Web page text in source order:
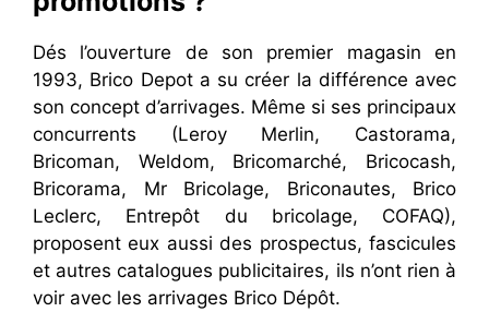
Dés l’ouverture de son premier magasin en
1993, Brico Depot a su créer la différence avec
son concept d’arrivages. Même si ses principaux
concurrents (Leroy Merlin, Castorama,
Bricoman, Weldom, Bricomarché, Bricocash,
Bricorama, Mr Bricolage, Briconautes, Brico
Leclerc, Entrepôt du bricolage, COFAQ),
proposent eux aussi des prospectus, fascicules
et autres catalogues publicitaires, ils n’ont rien à
voir avec les arrivages Brico Dépôt.